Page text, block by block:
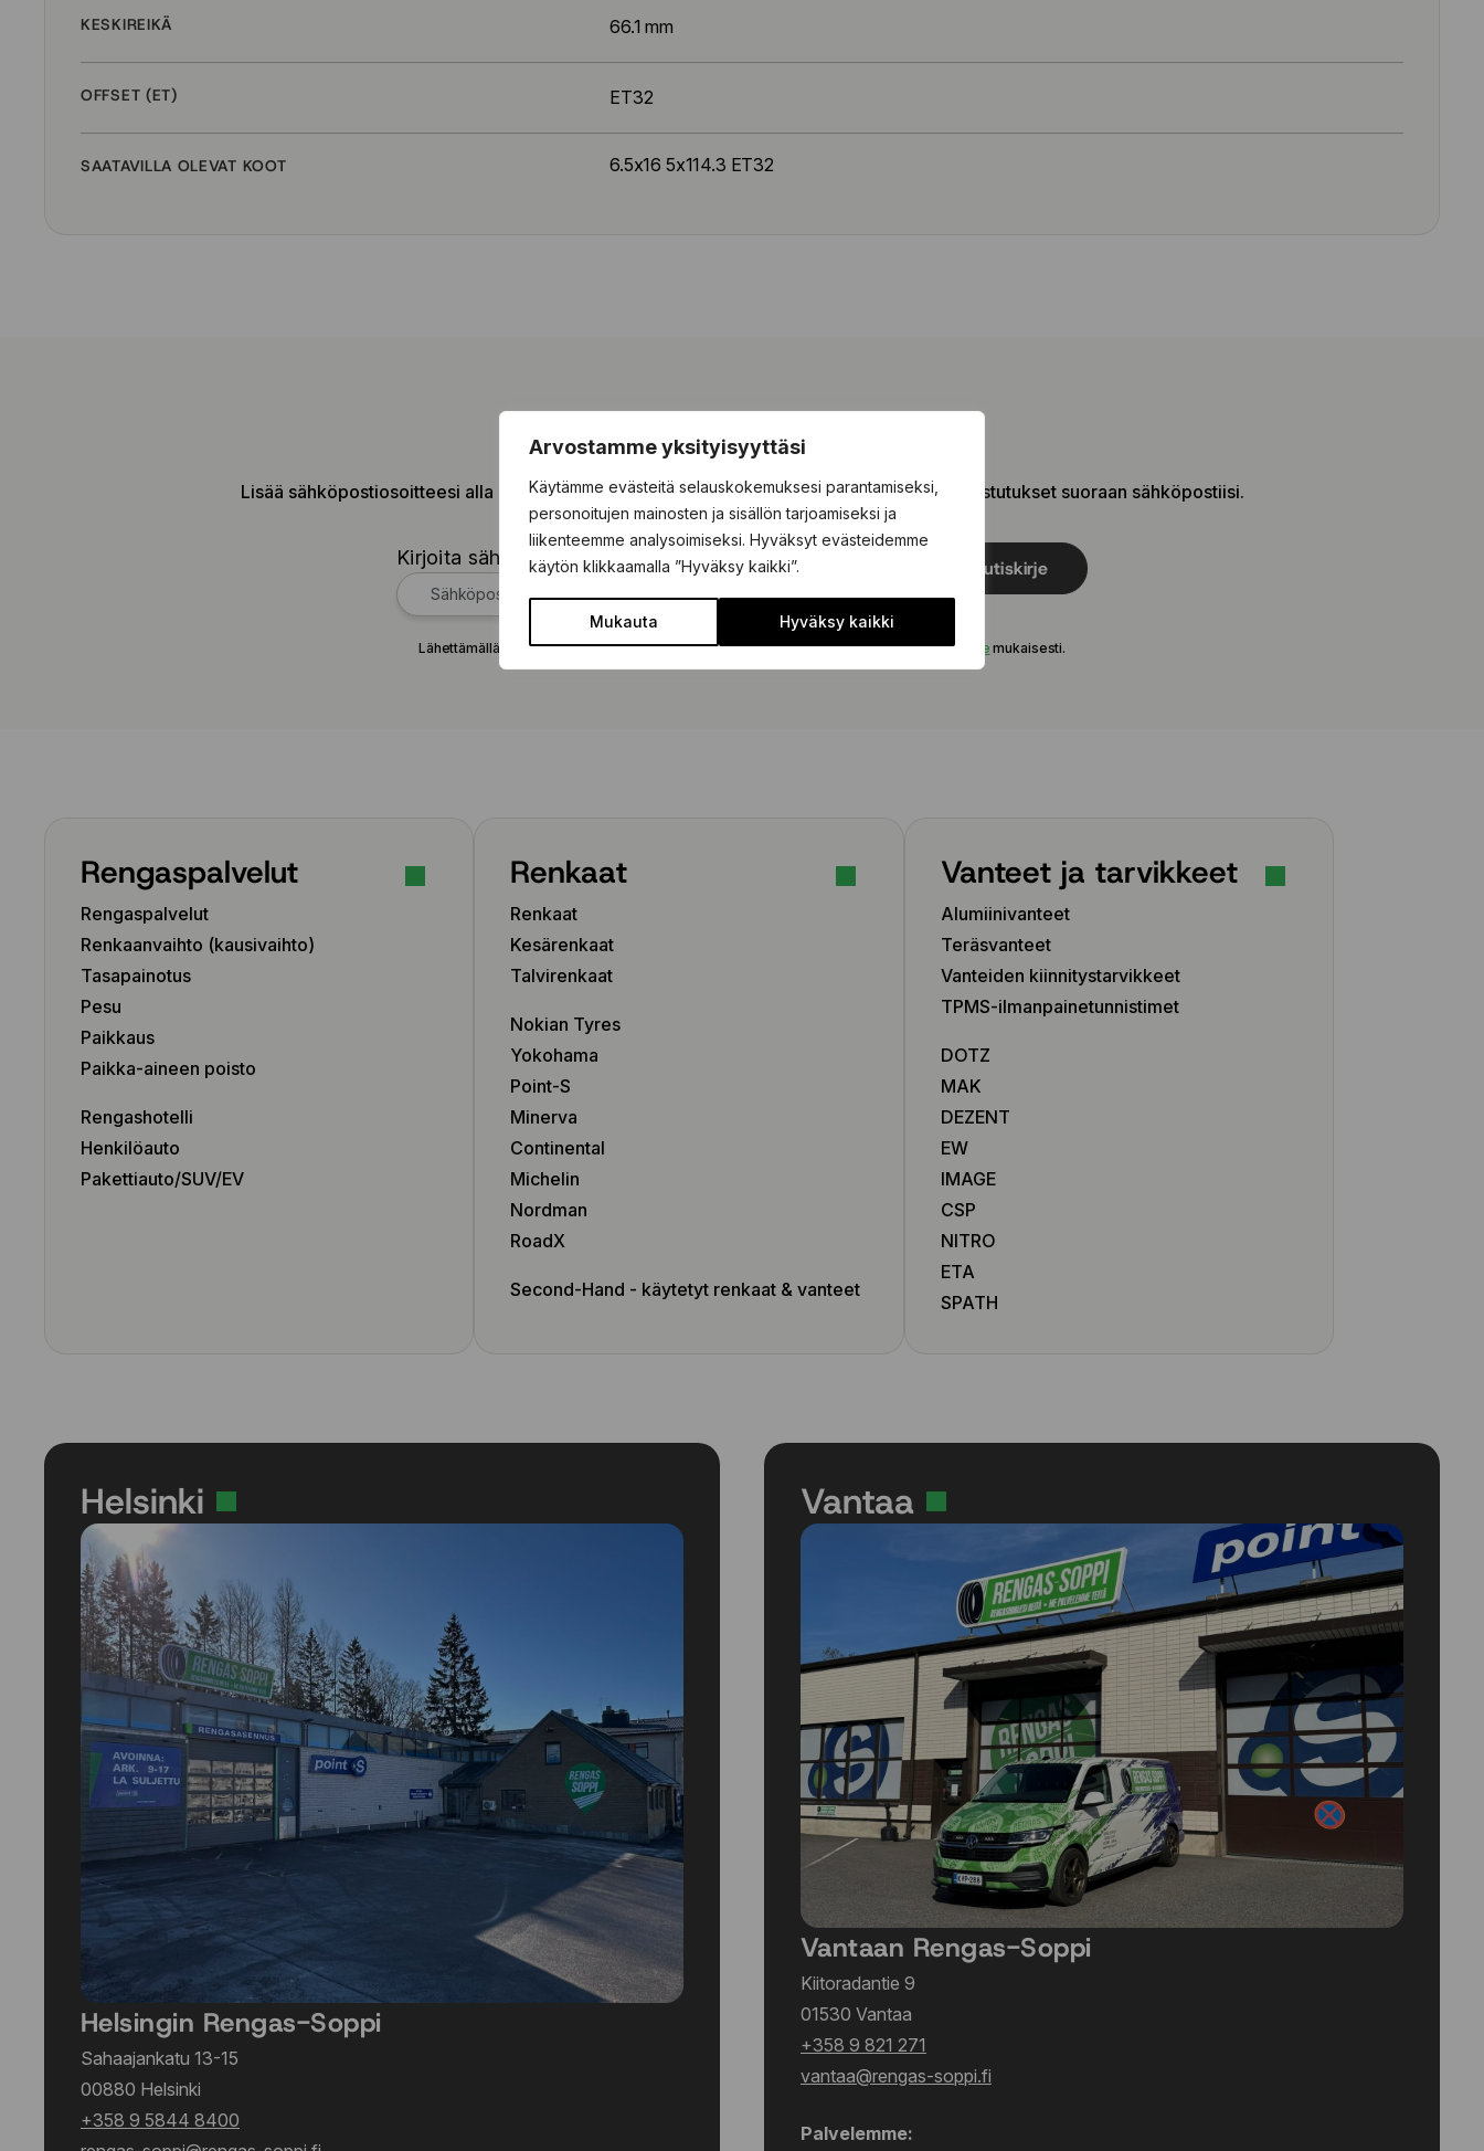
Arvostamme yksityisyyttäsi
Käytämme evästeitä selauskokemuksesi parantamiseksi,
personoitujen mainosten ja sisällön tarjoamiseksi ja
liikenteemme analysoimiseksi. Hyväksyt evästeidemme
käytön klikkaamalla ”Hyväksy kaikki”.
Mukauta Hyväksy kaikki
KESKIREIKÄ 66.1 mm
OFFSET (ET) ET32
SAATAVILLA OLEVAT KOOT 6.5x16 5x114.3 ET32
Tilaa vinkit ja muistutukset
Lisää sähköpostiosoitteesi alla olevaan kenttään ja tilaa kiinnostavimmat vinkit ja kausimuistutukset suoraan sähköpostiisi.
Kirjoita sähköpostisi tähän... Tilaa uutiskirje
Lähettämällä tämän lomakkeen hyväksyt, että tietojasi käsitellääntietosuojakäytäntömme mukaisesti.
Rengaspalvelut
Rengaspalvelut
Renkaanvaihto (kausivaihto)
Tasapainotus
Pesu
Paikkaus
Paikka-aineen poisto
Rengashotelli
Henkilöauto
Pakettiauto/SUV/EV
Renkaat
Renkaat
Kesärenkaat
Talvirenkaat
Nokian Tyres
Yokohama
Point-S
Minerva
Continental
Michelin
Nordman
RoadX
Second-Hand - käytetyt renkaat & vanteet
Vanteet ja tarvikkeet
Alumiinivanteet
Teräsvanteet
Vanteiden kiinnitystarvikkeet
TPMS-ilmanpainetunnistimet
DOTZ
MAK
DEZENT
EW
IMAGE
CSP
NITRO
ETA
SPATH
Helsinki
Helsingin Rengas-Soppi
Sahaajankatu 13-15
00880 Helsinki
+358 9 5844 8400
Vantaa
Vantaan Rengas-Soppi
Kiitoradantie 9
01530 Vantaa
+358 9 821 271
vantaa@rengas-soppi.fi
Palvelemme: